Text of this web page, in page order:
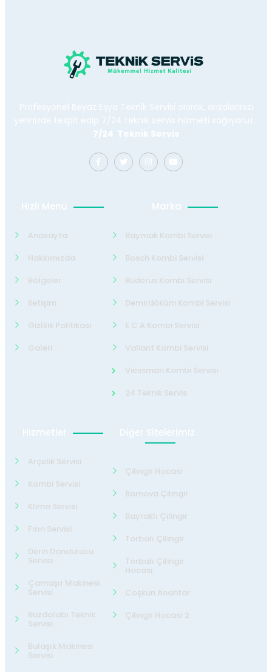
Profesyonel Beyaz Eşya Teknik Servisi olarak, arızalarınızı
yerinizde tespit edip 7/24 teknik servis hizmeti sağlıyoruz.
7/24 Teknik Servis
Hızlı Menü
Anasayfa
Hakkımızda
Bölgeler
İletişim
Gizlilik Politikası
Galeri
Marka
Baymak Kombi Servisi
Bosch Kombi Servisi
Buderus Kombi Servisi
Demirdöküm Kombi Servisi
E.C.A Kombi Servisi
Valiant Kombi Servisi
Viessman Kombi Servisi
24 Teknik Servis
Hizmetler
Arçelik Servisi
Kombi Servisi
Klima Servisi
Fırın Servisi
Derin Dondurucu
Servisi
Çamaşır Makinesi
Servisi
Buzdolabı Teknik
Servisi
Bulaşık Makinesi
Servisi
Diğer Sitelerimiz
Çilingir Hocası
Bornova Çilingir
Bayraklı Çilingir
Torbalı Çilingir
Torbalı Çilingir
Hocası
Coşkun Anahtar
Çilingir Hocası 2